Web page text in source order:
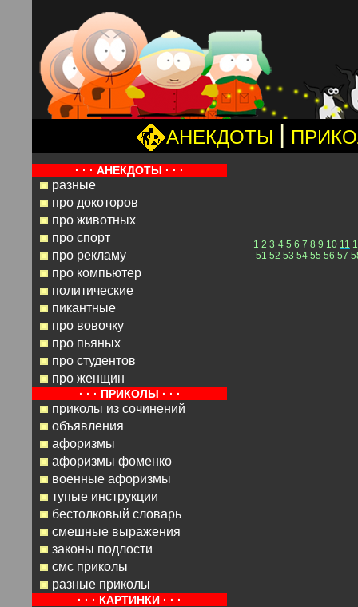
АНЕКДОТЫ |
· · · АНЕКДОТЫ · · ·
разные
про докоторов
про животных
про спорт
про рекламу
про компьютер
политические
пикантные
про вовочку
про пьяных
про студентов
про женщин
· · · ПРИКОЛЫ · · ·
приколы из сочинений
объявления
афоризмы
афоризмы фоменко
военные афоризмы
тупые инструкции
бестолковый словарь
смешные выражения
законы подлости
смс приколы
разные приколы
· · · КАРТИНКИ · · ·
1 2 3 4 5 6 7 8 9 10 11
51 52 53 54 55 56 57